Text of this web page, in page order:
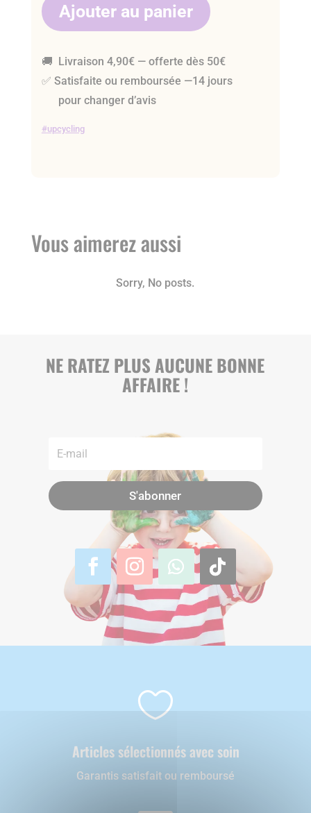
Ajouter au panier
🚚 Livraison 4,90€ — offerte dès 50€
✅ Satisfaite ou remboursée —14 jours
pour changer d’avis
upcycling
Vous aimerez aussi
Sorry, No posts.
NE RATEZ PLUS AUCUNE BONNE
AFFAIRE !
S'abonner

Articles sélectionnés avec soin
Garantis satisfait ou remboursé